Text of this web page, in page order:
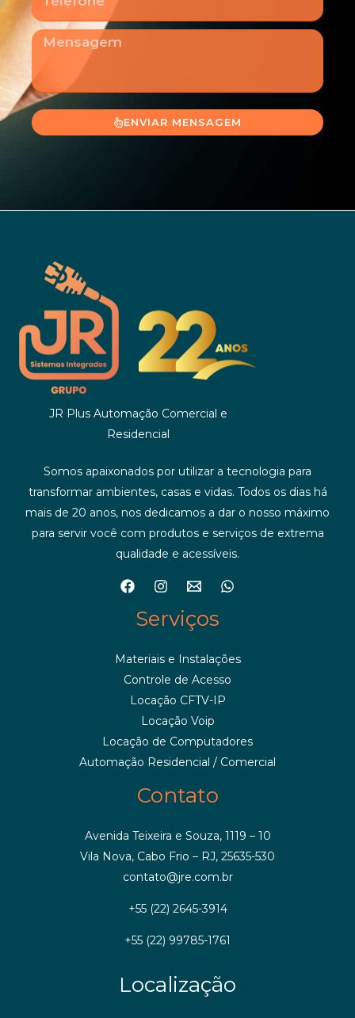
Mensagem
ENVIAR MENSAGEM
JR Plus Automação Comercial e
Residencial
Somos apaixonados por utilizar a tecnologia para
transformar ambientes, casas e vidas. Todos os dias há
mais de 20 anos, nos dedicamos a dar o nosso máximo
para servir você com produtos e serviços de extrema
qualidade e acessíveis.
Serviços
Materiais e Instalações
Controle de Acesso
Locação CFTV-IP
Locação Voip
Locação de Computadores
Automação Residencial / Comercial
Contato
Avenida Teixeira e Souza, 1119 – 10
Vila Nova, Cabo Frio – RJ, 25635-530
contato@jre.com.br
+55 (22) 2645-3914
+55 (22) 99785-1761
Localização